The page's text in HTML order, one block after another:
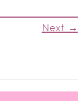
Next →